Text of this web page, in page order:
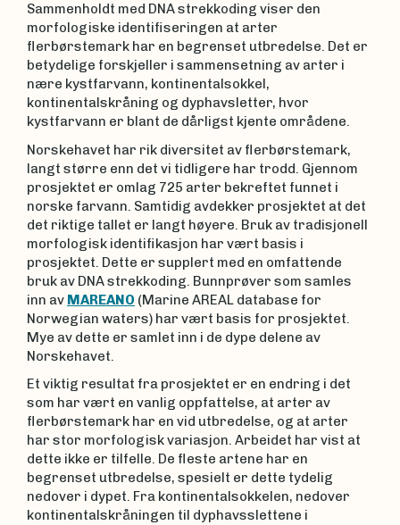
Sammenholdt med DNA strekkoding viser den
morfologiske identifiseringen at arter
flerbørstemark har en begrenset utbredelse. Det er
betydelige forskjeller i sammensetning av arter i
nære kystfarvann, kontinentalsokkel,
kontinentalskråning og dyphavsletter, hvor
kystfarvann er blant de dårligst kjente områdene.
Norskehavet har rik diversitet av flerbørstemark,
langt større enn det vi tidligere har trodd. Gjennom
prosjektet er omlag 725 arter bekreftet funnet i
norske farvann. Samtidig avdekker prosjektet at det
det riktige tallet er langt høyere. Bruk av tradisjonell
morfologisk identifikasjon har vært basis i
prosjektet. Dette er supplert med en omfattende
bruk av DNA strekkoding. Bunnprøver som samles
inn av MAREANO (Marine AREAL database for
Norwegian waters) har vært basis for prosjektet.
Mye av dette er samlet inn i de dype delene av
Norskehavet.
Et viktig resultat fra prosjektet er en endring i det
som har vært en vanlig oppfattelse, at arter av
flerbørstemark har en vid utbredelse, og at arter
har stor morfologisk variasjon. Arbeidet har vist at
dette ikke er tilfelle. De fleste artene har en
begrenset utbredelse, spesielt er dette tydelig
nedover i dypet. Fra kontinentalsokkelen, nedover
kontinentalskråningen til dyphavsslettene i